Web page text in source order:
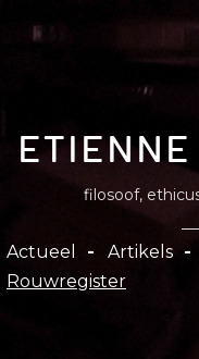
inhoud
gaan
filosoof,
Hoofdnavigatie
Actueel Artikels
Rouwregister